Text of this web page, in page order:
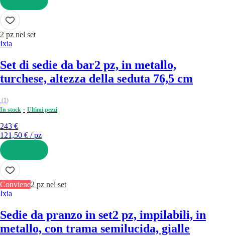
AGGIUNGI
2 pz nel set
Ixia
Set di sedie da bar2 pz, in metallo,
turchese, altezza della seduta 76,5 cm
(1)
In stock
Ultimi pezzi
243 €
121,50 € / pz
AGGIUNGI
Conviene2 pz nel set
Ixia
Sedie da pranzo in set2 pz, impilabili, in
metallo, con trama semilucida, gialle